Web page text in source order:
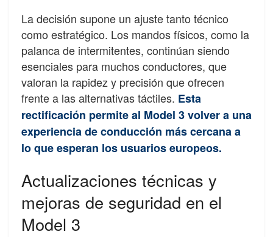
La decisión supone un ajuste tanto técnico
como estratégico. Los mandos físicos, como la
palanca de intermitentes, continúan siendo
esenciales para muchos conductores, que
valoran la rapidez y precisión que ofrecen
frente a las alternativas táctiles. Esta
rectificación permite al Model 3 volver a una
experiencia de conducción más cercana a
lo que esperan los usuarios europeos.
Actualizaciones técnicas y
mejoras de seguridad en el
Model 3